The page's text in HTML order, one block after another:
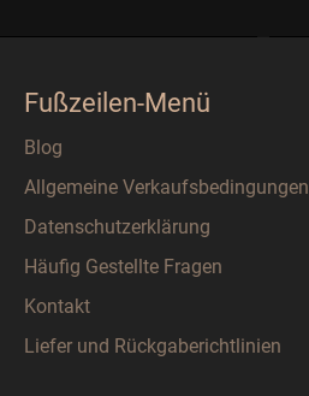
Fußzeilen-Menü
Blog
Allgemeine Verkaufsbedingungen
Datenschutzerklärung
Häufig Gestellte Fragen
Kontakt
Liefer und Rückgaberichtlinien